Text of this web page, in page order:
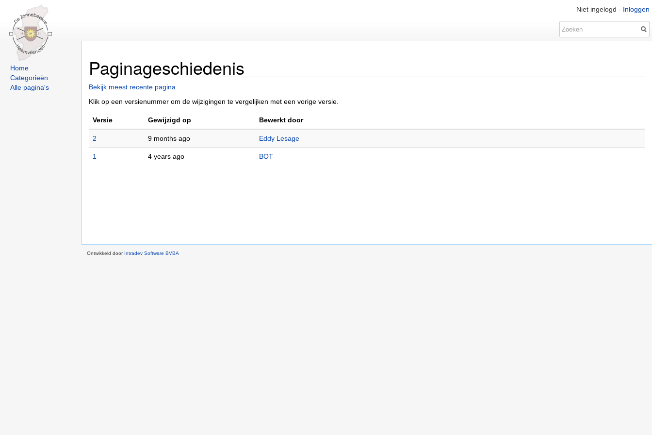
Niet ingelogd - Inloggen
Home
Categorieën
Alle pagina's
Paginageschiedenis
Bekijk meest recente pagina
Klik op een versienummer om de wijzigingen te vergelijken met een vorige versie.
Versie Gewijzigd op Bewerkt door
2 9 months ago Eddy Lesage
1 4 years ago BOT
Ontwikkeld door Intradev Software BVBA